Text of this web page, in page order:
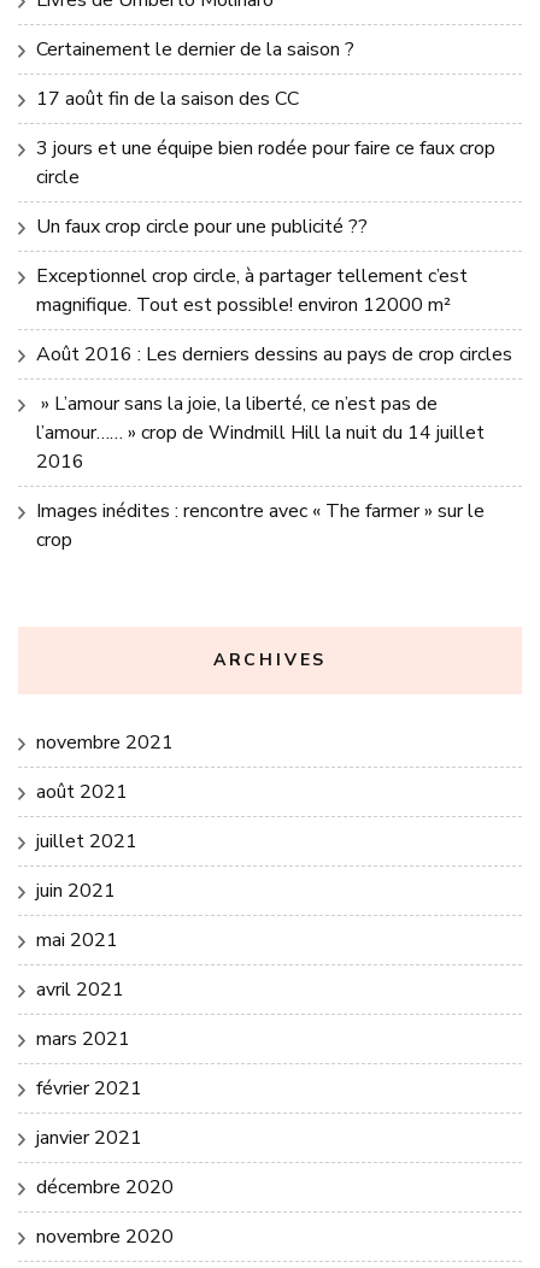
Certainement le dernier de la saison ?
17 août fin de la saison des CC
3 jours et une équipe bien rodée pour faire ce faux crop
circle
Un faux crop circle pour une publicité ??
Exceptionnel crop circle, à partager tellement c’est
magnifique. Tout est possible! environ 12000 m²
Août 2016 : Les derniers dessins au pays de crop circles
» L’amour sans la joie, la liberté, ce n’est pas de
l’amour…… » crop de Windmill Hill la nuit du 14 juillet
2016
Images inédites : rencontre avec « The farmer » sur le
crop
ARCHIVES
novembre 2021
août 2021
juillet 2021
juin 2021
mai 2021
avril 2021
mars 2021
février 2021
janvier 2021
décembre 2020
novembre 2020